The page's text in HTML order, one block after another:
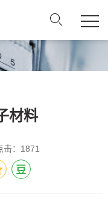
材料
击：1871